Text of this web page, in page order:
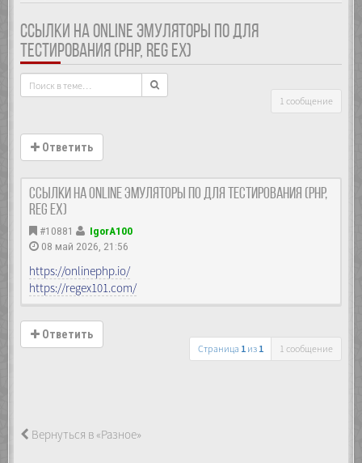
ССЫЛКИ НА ONLINE ЭМУЛЯТОРЫ ПО ДЛЯ
ТЕСТИРОВАНИЯ (PHP, REG EX)
1 сообщение
Ответить
Ссылки на Online эмуляторы ПО для тестирования (PHP,
reg ex)
#10881
IgorA100
08 май 2026, 21:56
https://onlinephp.io/
https://regex101.com/
Ответить
Страница 1из 1 1 сообщение
Вернуться в «Разное»